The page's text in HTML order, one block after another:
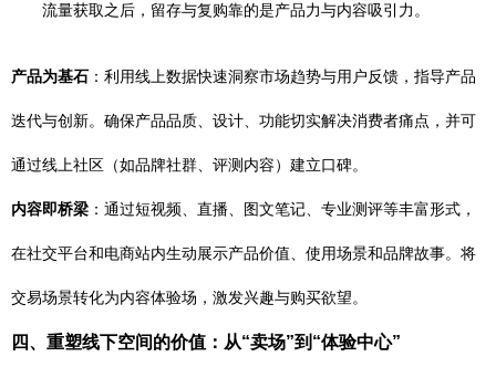
流量获取之后，留存与复购靠的是产品力与内容吸引力。
产品为基石 ：利用线上数据快速洞察市场趋势与用户反馈，指导产品
迭代与创新。确保产品品质、设计、功能切实解决消费者痛点，并可
通过线上社区（如品牌社群、评测内容）建立口碑。
内容即桥梁 ：通过短视频、直播、图文笔记、专业测评等丰富形式，
在社交平台和电商站内生动展示产品价值、使用场景和品牌故事。将
交易场景转化为内容体验场，激发兴趣与购买欲望。
四、重塑线下空间的价值：从“卖场”到“体验中心”